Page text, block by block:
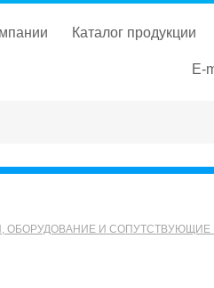
каталог продукции
E-
ОБОРУДОВАНИЕ И СОПУТСТВУЮЩИЕ